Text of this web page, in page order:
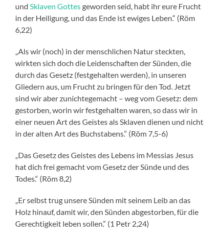
undSklaven Gottesgeworden seid, habt ihr eure Frucht
in der Heiligung, und das Ende ist ewiges Leben.“ (Röm
6,22)
„Als wir (noch) in der menschlichen Natur steckten,
wirkten sich doch die Leidenschaften der Sünden, die
durch das Gesetz (festgehalten werden), in unseren
Gliedern aus, um Frucht zu bringen für den Tod. Jetzt
sind wir aber zunichtegemacht – weg vom Gesetz: dem
gestorben, worin wir festgehalten waren, so dass wir in
einer neuen Art des Geistes als Sklaven dienen und nicht
in der alten Art des Buchstabens.“ (Röm 7,5-6)
„Das Gesetz des Geistes des Lebens im Messias Jesus
hat dich frei gemacht vom Gesetz der Sünde und des
Todes.“ (Röm 8,2)
„Er selbst trug unsere Sünden mit seinem Leib an das
Holz hinauf, damit wir, den Sünden abgestorben, für die
Gerechtigkeit leben sollen.“ (1 Petr 2,24)